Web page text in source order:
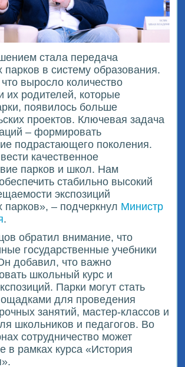
стала передача
парков в систему образования.
выросло количество
их родителей, которые
появилось больше
проектов. Ключевая задача
– формировать
подрастающего поколения.
качественное
парков и школ. Нам
стабильно высокий
экспозиций
парков», – подчеркнул Министр
.
обратил внимание, что
государственные учебники
добавил, что важно
школьный курс и
Парки могут стать
для проведения
занятий, мастер-классов и
школьников и педагогов. Во
сотрудничество может
в рамках курса «История